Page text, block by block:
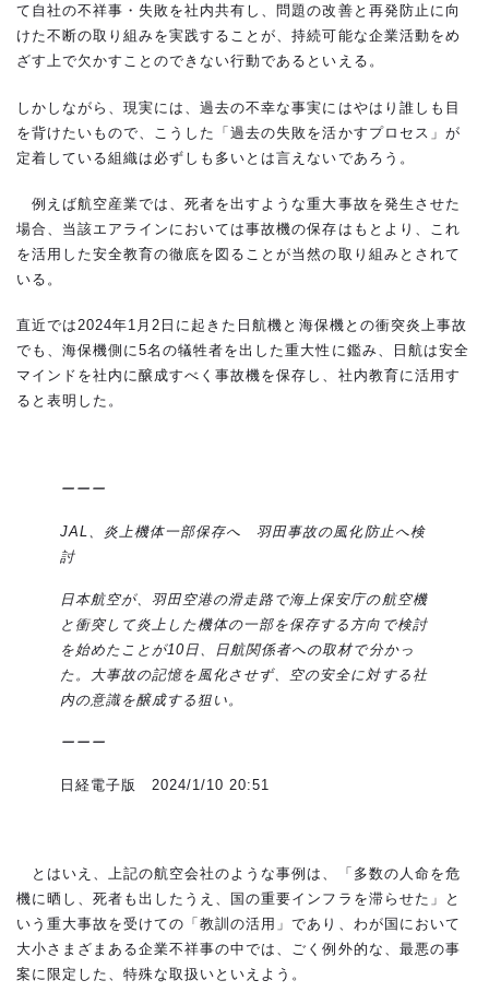
て自社の不祥事・失敗を社内共有し、問題の改善と再発防止に向
けた不断の取り組みを実践することが、持続可能な企業活動をめ
ざす上で欠かすことのできない行動であるといえる。
しかしながら、現実には、過去の不幸な事実にはやはり誰しも目
を背けたいもので、こうした「過去の失敗を活かすプロセス」が
定着している組織は必ずしも多いとは言えないであろう。
例えば航空産業では、死者を出すような重大事故を発生させた
場合、当該エアラインにおいては事故機の保存はもとより、これ
を活用した安全教育の徹底を図ることが当然の取り組みとされて
いる。
直近では2024年1月2日に起きた日航機と海保機との衝突炎上事故
でも、海保機側に5名の犠牲者を出した重大性に鑑み、日航は安全
マインドを社内に醸成すべく事故機を保存し、社内教育に活用す
ると表明した。
ーーー
JAL、炎上機体一部保存へ 羽田事故の風化防止へ検
討
日本航空が、羽田空港の滑走路で海上保安庁の航空機
と衝突して炎上した機体の一部を保存する方向で検討
を始めたことが10日、日航関係者への取材で分かっ
た。大事故の記憶を風化させず、空の安全に対する社
内の意識を醸成する狙い。
ーーー
日経電子版 2024/1/10 20:51
とはいえ、上記の航空会社のような事例は、「多数の人命を危
機に晒し、死者も出したうえ、国の重要インフラを滞らせた」と
いう重大事故を受けての「教訓の活用」であり、わが国において
大小さまざまある企業不祥事の中では、ごく例外的な、最悪の事
案に限定した、特殊な取扱いといえよう。